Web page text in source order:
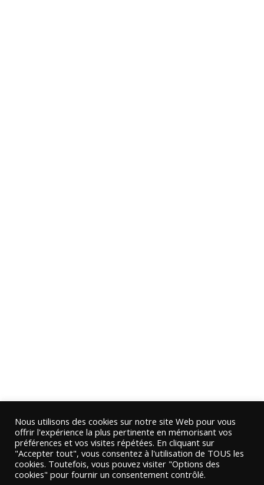
Nous utilisons des cookies sur notre site Web pour vous
offrir l'expérience la plus pertinente en mémorisant vos
préférences et vos visites répétées. En cliquant sur
"Accepter tout", vous consentez à l'utilisation de TOUS les
cookies. Toutefois, vous pouvez visiter "Options des
cookies" pour fournir un consentement contrôlé.